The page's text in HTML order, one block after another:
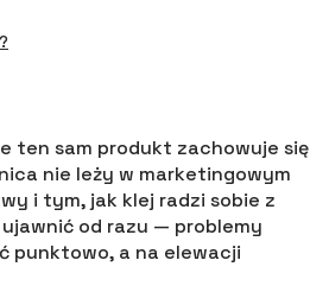
ten sam produkt zachowuje się
nie leży w marketingowym
i tym, jak klej radzi sobie z
od razu — problemy
punktowo, a na elewacji